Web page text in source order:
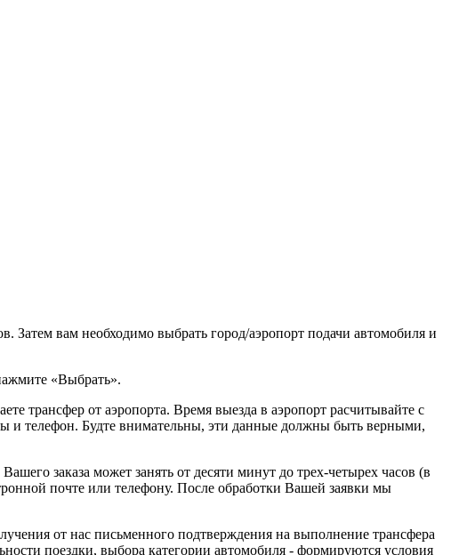
Затем вам необходимо выбрать город/аэропорт подачи автомобиля и
«Выбрать».
трансфер от аэропорта. Время выезда в аэропорт расчитывайте с
и телефон. Будте внимательны, эти данные должны быть верными,
заказа может занять от десяти минут до трех-четырех часов (в
почте или телефону. После обработки Вашей заявки мы
от нас письменного подтверждения на выполнение трансфера
поездки, выбора категории автомобиля - формируются условия